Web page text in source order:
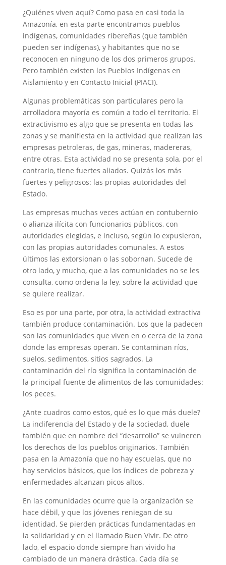
¿Quiénes viven aquí? Como pasa en casi toda la
Amazonía, en esta parte encontramos pueblos
indígenas, comunidades ribereñas (que también
pueden ser indígenas), y habitantes que no se
reconocen en ninguno de los dos primeros grupos.
Pero también existen los Pueblos Indígenas en
Aislamiento y en Contacto Inicial (PIACI).
Algunas problemáticas son particulares pero la
arrolladora mayoría es común a todo el territorio. El
extractivismo es algo que se presenta en todas las
zonas y se manifiesta en la actividad que realizan las
empresas petroleras, de gas, mineras, madereras,
entre otras. Esta actividad no se presenta sola, por el
contrario, tiene fuertes aliados. Quizás los más
fuertes y peligrosos: las propias autoridades del
Estado.
Las empresas muchas veces actúan en contubernio
o alianza ilícita con funcionarios públicos, con
autoridades elegidas, e incluso, según lo expusieron,
con las propias autoridades comunales. A estos
últimos las extorsionan o las sobornan. Sucede de
otro lado, y mucho, que a las comunidades no se les
consulta, como ordena la ley, sobre la actividad que
se quiere realizar.
Eso es por una parte, por otra, la actividad extractiva
también produce contaminación. Los que la padecen
son las comunidades que viven en o cerca de la zona
donde las empresas operan. Se contaminan ríos,
suelos, sedimentos, sitios sagrados. La
contaminación del río significa la contaminación de
la principal fuente de alimentos de las comunidades:
los peces.
¿Ante cuadros como estos, qué es lo que más duele?
La indiferencia del Estado y de la sociedad, duele
también que en nombre del “desarrollo” se vulneren
los derechos de los pueblos originarios. También
pasa en la Amazonía que no hay escuelas, que no
hay servicios básicos, que los índices de pobreza y
enfermedades alcanzan picos altos.
En las comunidades ocurre que la organización se
hace débil, y que los jóvenes reniegan de su
identidad. Se pierden prácticas fundamentadas en
la solidaridad y en el llamado Buen Vivir. De otro
lado, el espacio donde siempre han vivido ha
cambiado de un manera drástica. Cada día se